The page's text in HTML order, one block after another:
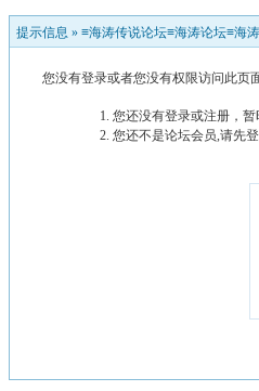
提示信息 » ≡海涛传说论坛≡海涛论坛≡海
您没有登录或者您没有权限访问此页
您还没有登录或注册，
您还不是论坛会员,请先